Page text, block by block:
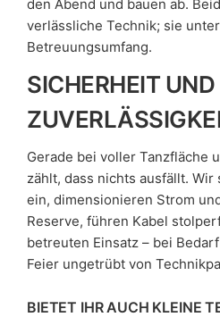
den Abend und bauen ab.
verlässliche Technik; sie
Betreuungsumfang.
SICHERHEIT UND
Gerade bei voller Tanzfläche
zählt, dass nichts ausfällt.
ein, dimensionieren Strom
Reserve, führen Kabel
betreuten Einsatz – bei
Feier ungetrübt von
BIETET IHR AUCH KLEINE